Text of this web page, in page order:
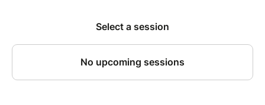
chronométré imposé par le tirage au sort, Yves et
déconcertante : relier ces 15 fragments pour
construire une seule et grande histoire continue. Loin
de subir la contrainte, ces deux as de la scène s'en